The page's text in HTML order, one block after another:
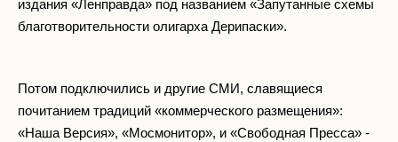
издания «Ленправда» под названием «Запутанные схемы
благотворительности олигарха Дерипаски».
Потом подключились и другие СМИ, славящиеся
почитанием традиций «коммерческого размещения»:
«Наша Версия», «Мосмонитор», и «Свободная Пресса» -